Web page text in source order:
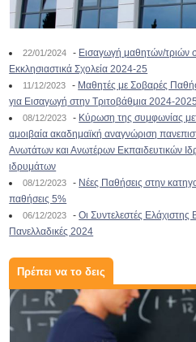
22/01/2024 - Εισαγωγή μαθητών/τριών
Εκκλησιαστικά Σχολεία 2024-25
11/12/2023 - Μαθητές με Σοβαρές
για Εισαγωγή στην Τριτοβάθμια 2024-2025
08/12/2023 - Κύρωση της συμφωνίας
αμοιβαία ακαδημαϊκή αναγνώριση
Ανωτάτων και Ανωτέρων Εκπαιδευτικών
ιδρυμάτων
08/12/2023 - Νέες Παθήσεις στην
παθήσεις 5%
06/12/2023 -Οι Συντελεστές
Πανελλαδικές 2024
Πρέπει να το δεις